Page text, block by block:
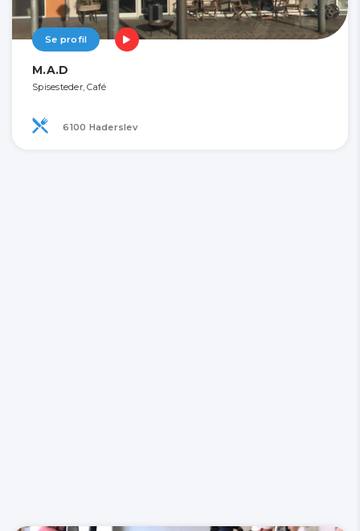
Se profil
M.A.D
Spisesteder, Café
6100 Haderslev